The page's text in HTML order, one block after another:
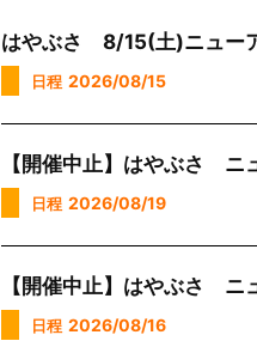
はやぶさ 8/15(土)ニュー
日程 2026/08/15
【開催中止】はやぶさ ニ
日程 2026/08/19
【開催中止】はやぶさ ニ
日程 2026/08/16